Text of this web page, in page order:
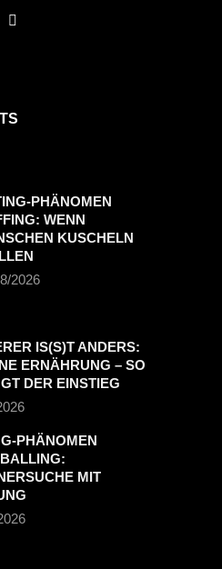
PHÄNOMEN
WENN
KUSCHELN
2026
IS(S)T ANDERS:
ERNÄHRUNG – SO
DER EINSTIEG
PHÄNOMEN
MIT